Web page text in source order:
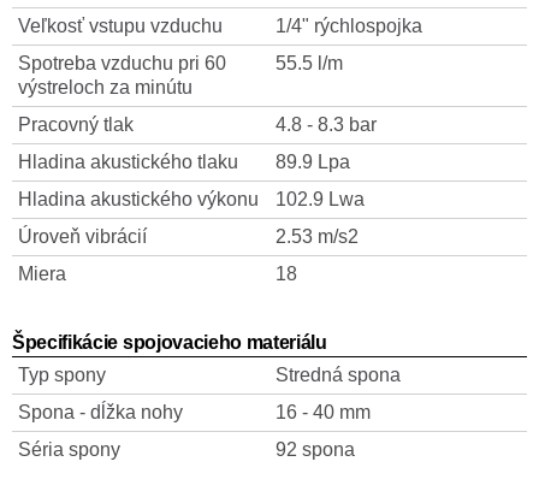
Veľkosť vstupu vzduchu
1/4" rýchlospojka
Spotreba vzduchu pri 60
výstreloch za minútu
55.5 l/m
Pracovný tlak
4.8 - 8.3 bar
Hladina akustického tlaku
89.9 Lpa
Hladina akustického výkonu
102.9 Lwa
Úroveň vibrácií
2.53 m/s2
Miera
18
Špecifikácie spojovacieho materiálu
Typ spony
Stredná spona
Spona - dĺžka nohy
16 - 40 mm
Séria spony
92 spona